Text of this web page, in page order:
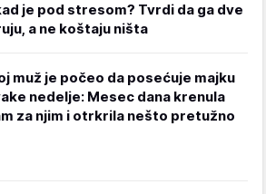
je pod stresom? Tvrdi da ga dve
a ne koštaju ništa
muž je počeo da posećuje majku
nedelje: Mesec dana krenula
za njim i otrkrila nešto pretužno